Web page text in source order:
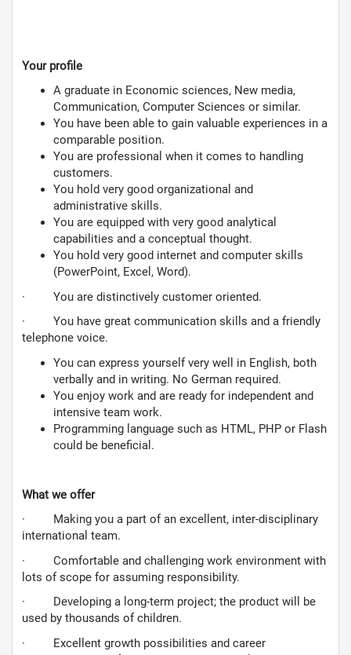
Your profile
A graduate in Economic sciences, New media,
Communication, Computer Sciences or similar.
You have been able to gain valuable experiences in a
comparable position.
You are professional when it comes to handling
customers.
You hold very good organizational and
administrative skills.
You are equipped with very good analytical
capabilities and a conceptual thought.
You hold very good internet and computer skills
(PowerPoint, Excel, Word).
· You are distinctively customer oriented.
· You have great communication skills and a friendly
telephone voice.
You can express yourself very well in English, both
verbally and in writing. No German required.
You enjoy work and are ready for independent and
intensive team work.
Programming language such as HTML, PHP or Flash
could be beneficial.
What we offer
· Making you a part of an excellent, inter-disciplinary
international team.
· Comfortable and challenging work environment with
lots of scope for assuming responsibility.
· Developing a long-term project; the product will be
used by thousands of children.
· Excellent growth possibilities and career